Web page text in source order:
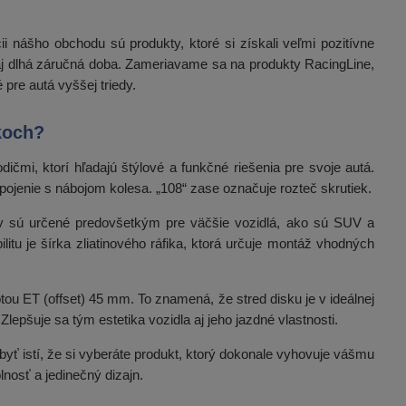
nášho obchodu sú produkty, ktoré si získali veľmi pozitívne
záručná doba. Zameriavame sa na produkty RacingLine,
autá vyššej triedy.
ktorí hľadajú štýlové a funkčné riešenia pre svoje autá.
s nábojom kolesa. „108“ zase označuje rozteč skrutiek.
sú určené predovšetkým pre väčšie vozidlá, ako sú SUV a
je šírka zliatinového ráfika, ktorá určuje montáž vhodných
ET (offset) 45 mm. To znamená, že stred disku je v ideálnej
sa tým estetika vozidla aj jeho jazdné vlastnosti.
istí, že si vyberáte produkt, ktorý dokonale vyhovuje vášmu
a jedinečný dizajn.